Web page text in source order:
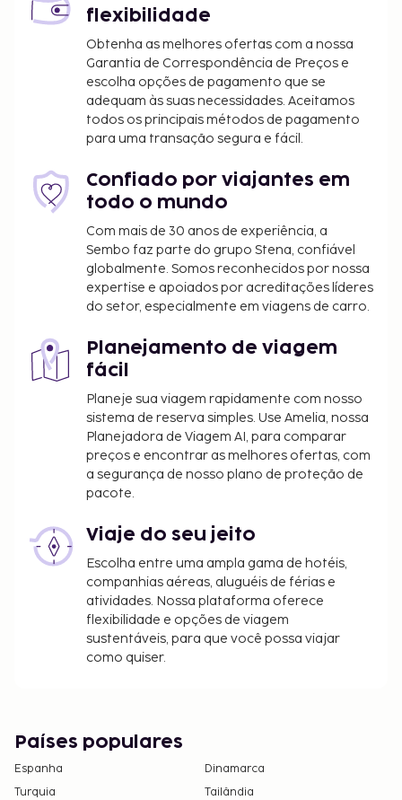
can use the Special Requests box when booking, or
contact the property directly using the contact
details in your confirmation. In response to the
coronavirus (COVID-19), additional safety and
sanitation measures are in effect at this property. In
accordance with government guidelines to
minimize transmission of the coronavirus (COVID-
documentation from guests to validate identity,
travel itinerary, and other relevant info on dates
where such guidelines exist. A damage deposit of
EUR 30 is required on arrival. This will be collected as
a cash payment. You should be reimbursed on
check-out. Your deposit will be refunded in full in
cash, subject to an inspection of the property.
flexibilidade
Obtenha as melhores ofertas com a nossa
Garantia de Correspondência de Preços e
escolha opções de pagamento que se
adequam às suas necessidades. Aceitamos
todos os principais métodos de pagamento
para uma transação segura e fácil.
Confiado por viajantes em
todo o mundo
Com mais de 30 anos de experiência, a
Sembo faz parte do grupo Stena, confiável
globalmente. Somos reconhecidos por nossa
expertise e apoiados por acreditações líderes
do setor, especialmente em viagens de carro.
Planejamento de viagem
fácil
Planeje sua viagem rapidamente com nosso
sistema de reserva simples. Use Amelia, nossa
Planejadora de Viagem AI, para comparar
preços e encontrar as melhores ofertas, com
a segurança de nosso plano de proteção de
pacote.
Viaje do seu jeito
Escolha entre uma ampla gama de hotéis,
companhias aéreas, aluguéis de férias e
atividades. Nossa plataforma oferece
flexibilidade e opções de viagem
sustentáveis, para que você possa viajar
como quiser.
Países populares
Espanha
Dinamarca
Turquia
Tailândia